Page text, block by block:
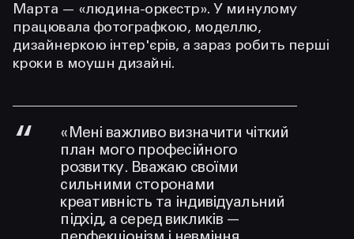
Марта — «людина-оркестр». У минулому
працювала фотографкою, моделлю,
дизайнеркою інтер'єрів, а зараз робить перші
кроки в моушн дизайні.
«Мені важливо визначити чіткий
план мого професійного
розвитку. Вважаю своїми
сильними сторонами
креативність та індивідуальний
підхід, а серед викликів —